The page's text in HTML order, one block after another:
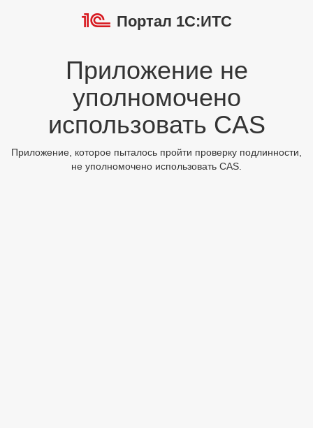
Портал 1С:ИТС
Приложение не
уполномочено
использовать CAS
Приложение, которое пыталось пройти проверку подлинности,
не уполномочено использовать CAS.